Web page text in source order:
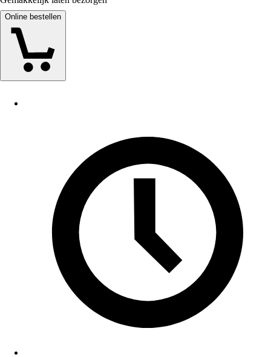
Online bestellen